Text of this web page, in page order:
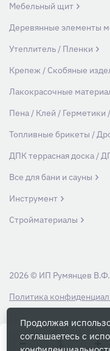
Мебельный щит
Деревянные элементы
Утеплитель / Пленки
Крепеж / Скобяные
Лакокрасочные
Пена / Клей / Герметики
Топливные брикеты /
ДПК террасная доска /
Все для бани и сауны
Инструмент
Стройматериалы
Вся информация на данном
при каких условиях не
Политика
2026 © ИП Румянцев В.Ф.
Продолжая
соглашаетесь с